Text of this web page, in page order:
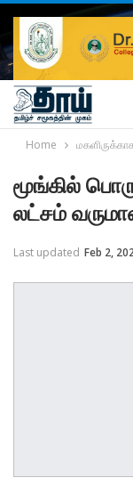
Home
மூங்கில்
லட்சம்
Last updated Feb 2,